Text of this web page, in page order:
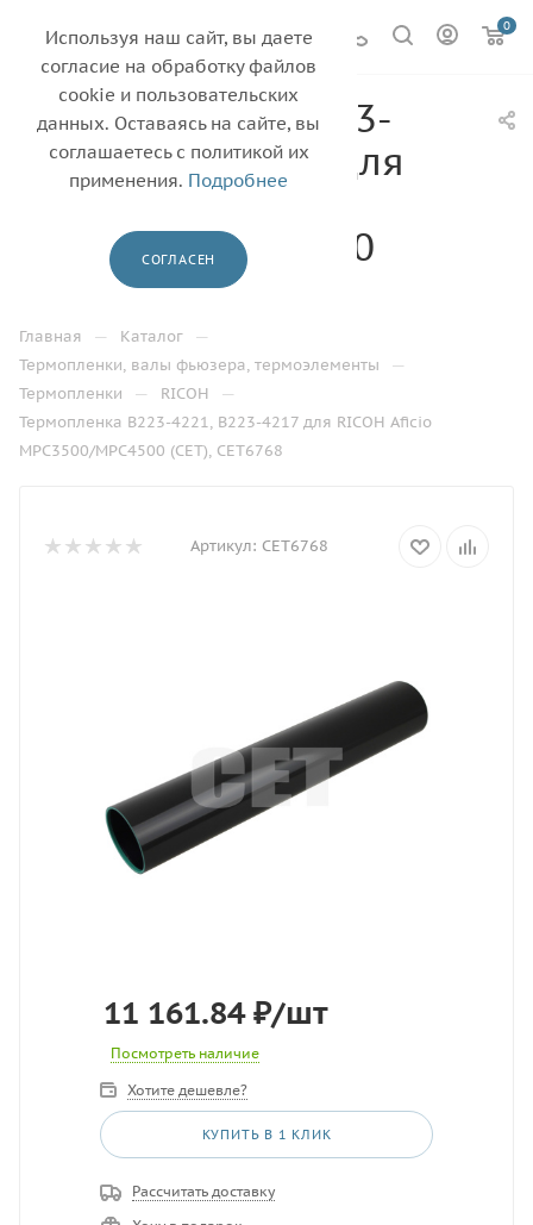
0
Термопленка B223-
4221, B223-4217 для
RICOH Aficio
MPC3500/MPC4500
(CET), CET6768
Главная — Каталог —
Термопленки, валы фьюзера, термоэлементы —
Термопленки — RICOH —
Термопленка B223-4221, B223-4217 для RICOH Aficio
MPC3500/MPC4500 (CET), CET6768
Артикул: CET6768
11 161.84₽/шт
Посмотреть наличие
Хотите дешевле?
КУПИТЬ В 1 КЛИК
Рассчитать доставку
Используя наш сайт, вы даете
согласие на обработку файлов
cookie и пользовательских
данных. Оставаясь на сайте, вы
соглашаетесь с политикой их
применения. Подробнее
СОГЛАСЕН